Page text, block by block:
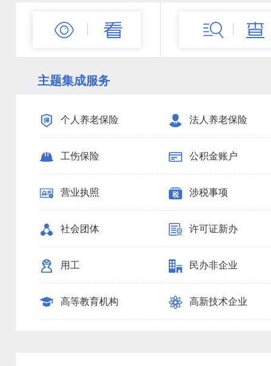
主题集成服务
个人养老保险 法人养老保险
工伤保险 公积金账户
营业执照 涉税事项
社会团体 许可证新办
用工 民办非企业
高等教育机构 高新技术企业